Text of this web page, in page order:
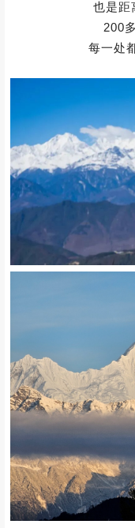
位于雅
大
是距离贡嘎
也是距
200
每一处